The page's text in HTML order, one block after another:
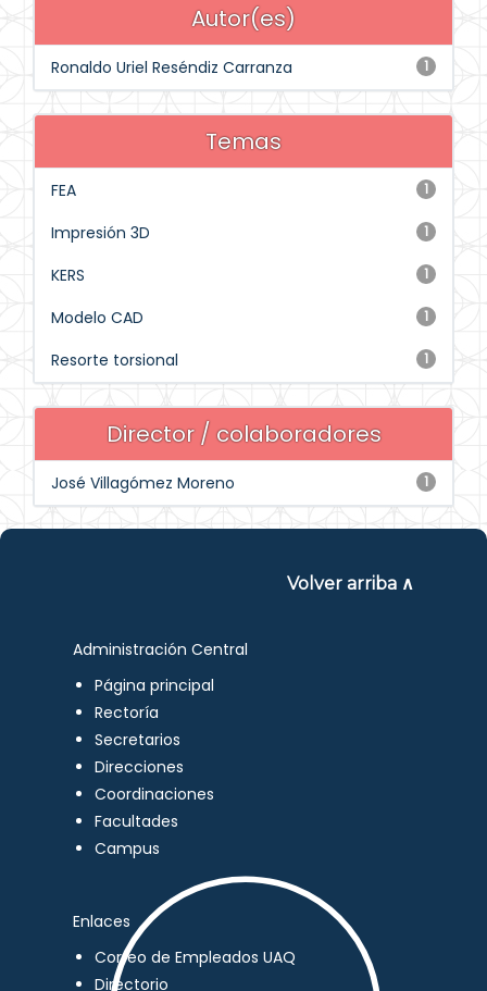
Autor(es)
1
Ronaldo Uriel Reséndiz Carranza
Temas
1
FEA
1
Impresión 3D
1
KERS
1
Modelo CAD
1
Resorte torsional
Director / colaboradores
1
José Villagómez Moreno
Volver arriba ∧
Administración Central
Página principal
Rectoría
Secretarios
Direcciones
Coordinaciones
Facultades
Campus
Enlaces
Correo de Empleados UAQ
Directorio